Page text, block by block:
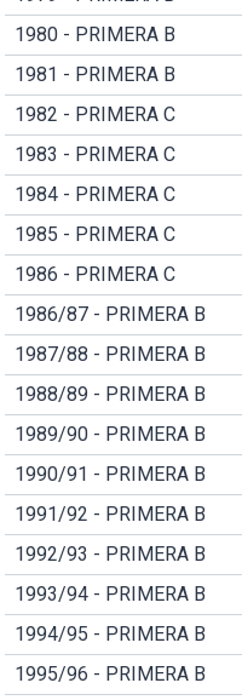
1980 - PRIMERA B
1981 - PRIMERA B
1982 - PRIMERA C
1983 - PRIMERA C
1984 - PRIMERA C
1985 - PRIMERA C
1986 - PRIMERA C
1986/87 - PRIMERA B
1987/88 - PRIMERA B
1988/89 - PRIMERA B
1989/90 - PRIMERA B
1990/91 - PRIMERA B
1991/92 - PRIMERA B
1992/93 - PRIMERA B
1993/94 - PRIMERA B
1994/95 - PRIMERA B
1995/96 - PRIMERA B